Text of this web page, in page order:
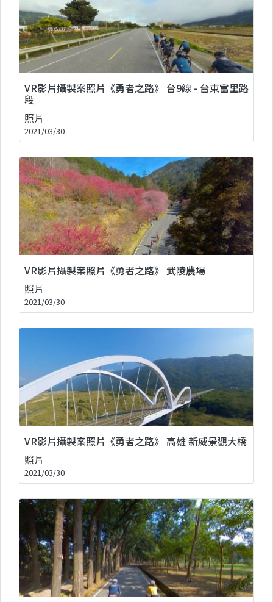
VR影片攝製案照片《勇者之路》 台9線 - 台東富里路
段
照片
2021/03/30
VR影片攝製案照片《勇者之路》 武陵農場
照片
2021/03/30
VR影片攝製案照片《勇者之路》 高雄 新威景觀大橋
照片
2021/03/30